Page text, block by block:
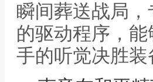
瞬间葬送战局
的驱动程序，
手的听觉决胜装